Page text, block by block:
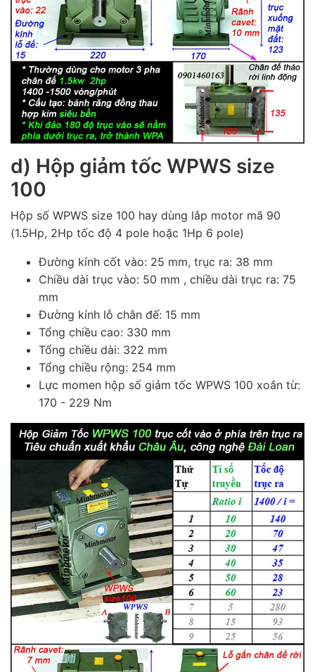
d) Hộp giảm tốc WPWS size
100
Hộp số WPWS size 100 hay dùng lắp motor mã 90
(1.5Hp, 2Hp tốc độ 4 pole hoặc 1Hp 6 pole)
Đường kính cốt vào: 25 mm, trục ra: 38 mm
Chiều dài trục vào: 50 mm , chiều dài trục ra: 75
mm
Đường kính lỗ chân đế: 15 mm
Tổng chiều cao: 330 mm
Tổng chiều dài: 322 mm
Tổng chiều rộng: 254 mm
Lực momen hộp số giảm tốc WPWS 100 xoắn từ:
170 - 229 Nm